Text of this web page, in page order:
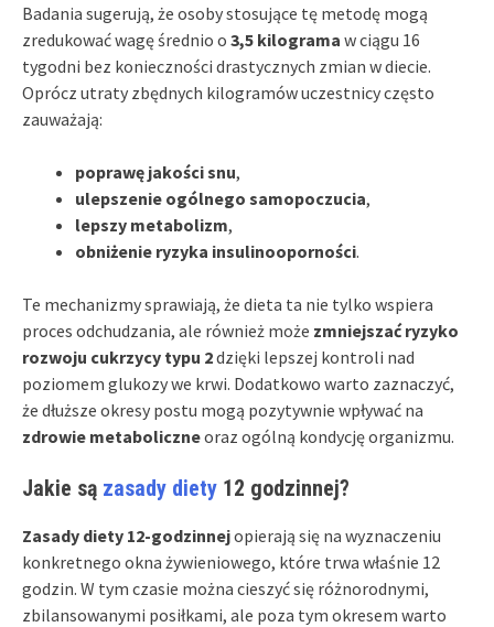
Badania sugerują, że osoby stosujące tę metodę mogą
zredukować wagę średnio o 3,5 kilograma w ciągu 16
tygodni bez konieczności drastycznych zmian w diecie.
Oprócz utraty zbędnych kilogramów uczestnicy często
zauważają:
poprawę jakości snu,
ulepszenie ogólnego samopoczucia,
lepszy metabolizm,
obniżenie ryzyka insulinooporności.
Te mechanizmy sprawiają, że dieta ta nie tylko wspiera
proces odchudzania, ale również może zmniejszać ryzyko
rozwoju cukrzycy typu 2dzięki lepszej kontroli nad
poziomem glukozy we krwi. Dodatkowo warto zaznaczyć,
że dłuższe okresy postu mogą pozytywnie wpływać na
zdrowie metaboliczneoraz ogólną kondycję organizmu.
Jakie są zasady diety 12 godzinnej?
Zasady diety 12-godzinnejopierają się na wyznaczeniu
konkretnego okna żywieniowego, które trwa właśnie 12
godzin. W tym czasie można cieszyć się różnorodnymi,
zbilansowanymi posiłkami, ale poza tym okresem warto